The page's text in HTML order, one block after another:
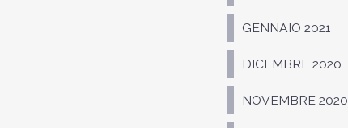
GENNAIO 2021
DICEMBRE 2020
NOVEMBRE 2020